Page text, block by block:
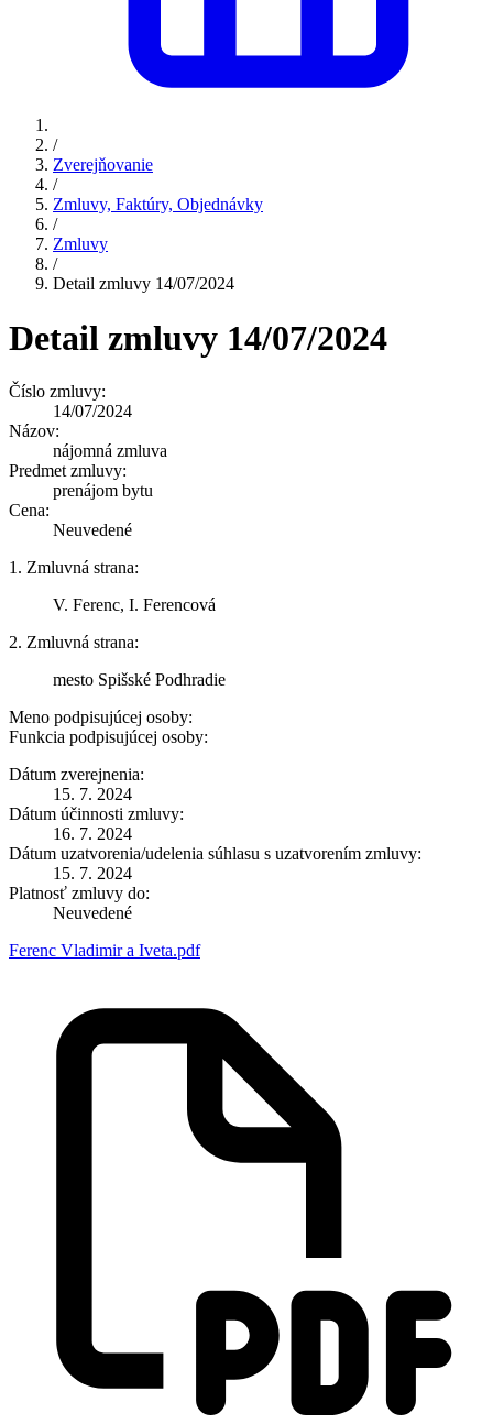
/
Zverejňovanie
/
Zmluvy, Faktúry, Objednávky
/
Zmluvy
/
Detail zmluvy 14/07/2024
Detail zmluvy 14/07/2024
Číslo zmluvy:
14/07/2024
Názov:
nájomná zmluva
Predmet zmluvy:
prenájom bytu
Cena:
Neuvedené
1. Zmluvná strana:
V. Ferenc, I. Ferencová
2. Zmluvná strana:
mesto Spišské Podhradie
Meno podpisujúcej osoby:
Funkcia podpisujúcej osoby:
Dátum zverejnenia:
15. 7. 2024
Dátum účinnosti zmluvy:
16. 7. 2024
Dátum uzatvorenia/udelenia súhlasu s uzatvorením zmluvy:
15. 7. 2024
Platnosť zmluvy do:
Neuvedené
Ferenc Vladimir a Iveta.pdf